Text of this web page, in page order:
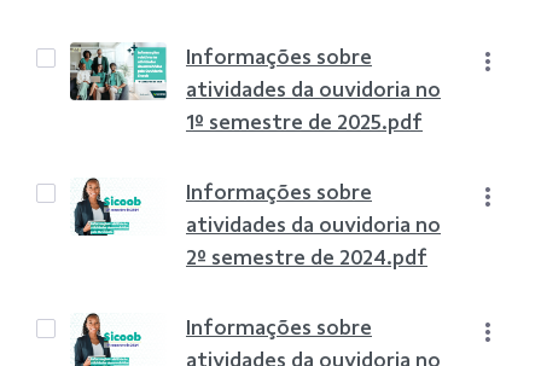
Informações sobre
atividades da ouvidoria no
1º semestre de 2025.pdf
Informações sobre
atividades da ouvidoria no
2º semestre de 2024.pdf
Informações sobre
atividades da ouvidoria no